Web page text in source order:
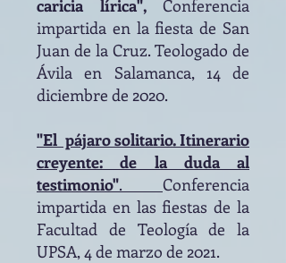
caricia lírica",
Conferencia
impartida en la fiesta de San
Juan de la Cruz. Teologado de
Ávila en Salamanca, 14 de
diciembre de 2020.
"El pájaro solitario. Itinerario
creyente: de la duda al
testimonio".
Conferencia
impartida en las fiestas de la
Facultad de Teología de la
UPSA, 4 de marzo de 2021.